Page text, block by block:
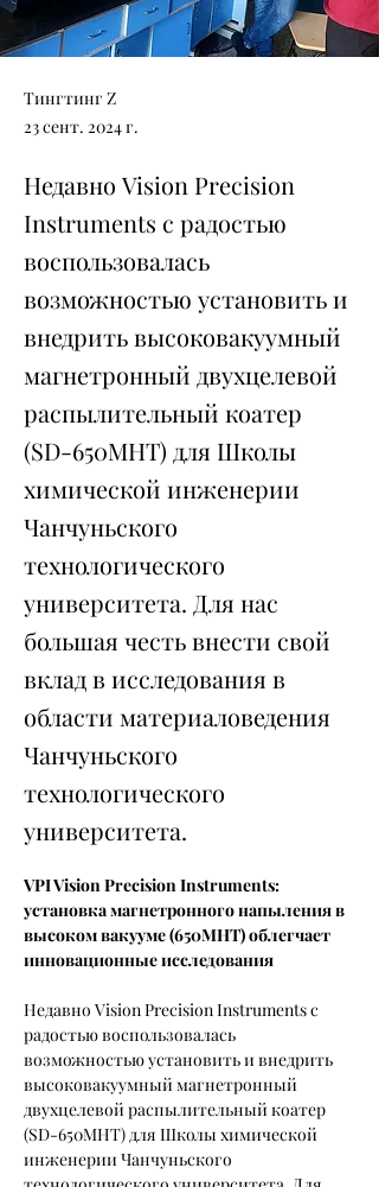
Тингтинг Z
23 сент. 2024 г.
Недавно Vision Precision
Instruments с радостью
воспользовалась
возможностью установить и
внедрить высоковакуумный
магнетронный двухцелевой
распылительный коатер
(SD-650MHT) для Школы
химической инженерии
Чанчуньского
технологического
университета. Для нас
большая честь внести свой
вклад в исследования в
области материаловедения
Чанчуньского
технологического
университета.
VPI Vision Precision Instruments:
установка магнетронного напыления в
высоком вакууме (650MHT) облегчает
инновационные исследования
Недавно Vision Precision Instruments с
радостью воспользовалась
возможностью установить и внедрить
высоковакуумный магнетронный
двухцелевой распылительный коатер
(SD-650MHT) для Школы химической
инженерии Чанчуньского